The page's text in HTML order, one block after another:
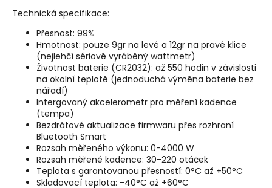
Technická specifikace:
Přesnost: 99%
Hmotnost: pouze 9gr na levé a 12gr na pravé klice
(nejlehčí sériově vyráběný wattmetr)
Životnost baterie (CR2032): až 550 hodin v závislosti
na okolní teplotě (jednoduchá výměna baterie bez
nářadí)
Intergovaný akcelerometr pro měření kadence
(tempa)
Bezdrátové aktualizace firmwaru přes rozhraní
Bluetooth Smart
Rozsah měřeného výkonu: 0-4000 W
Rozsah měřené kadence: 30-220 otáček
Teplota s garantovanou přesností: 0°C až +50°C
Skladovací teplota: -40°C až +60°C